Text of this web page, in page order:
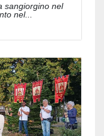
sangiorgino nel
nel...